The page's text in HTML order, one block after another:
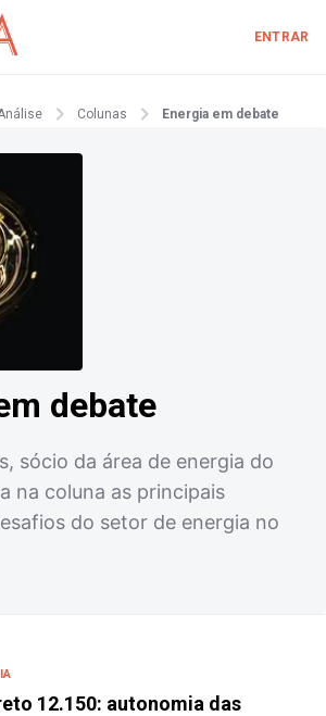
ENTRAR
Colunas Energia em debate
debate
sócio da área de energia do
na coluna as principais
do setor de energia no
12.150: autonomia das